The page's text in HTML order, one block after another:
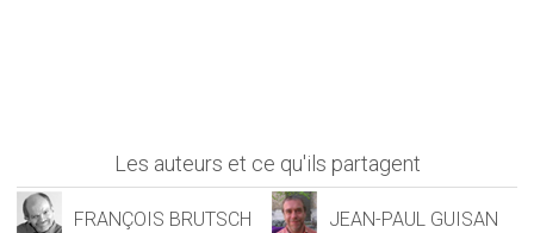
Les auteurs et ce qu'ils partagent
FRANÇOIS BRUTSCH JEAN-PAUL GUISAN